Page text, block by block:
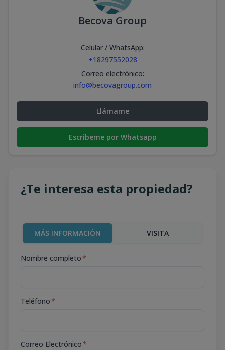
Becova Group
Celular / WhatsApp:
+18297552028
Correo electrónico:
info@becovagroup.com
Llámame
Escribeme por Whatsapp
¿Te interesa esta propiedad?
MÁS INFORMACIÓN VISITA
Nombre completo*
Teléfono*
Correo Electrónico*